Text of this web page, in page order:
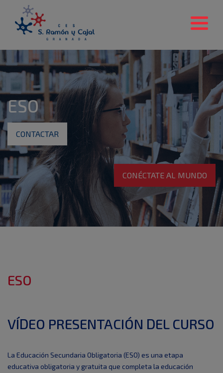
ESO
CONTACTAR
CONÉCTATE AL MUNDO
ESO
VÍDEO PRESENTACIÓN DEL CURSO
La Educación Secundaria Obligatoria (ESO) es una etapa
educativa obligatoria y gratuita que completa la educación